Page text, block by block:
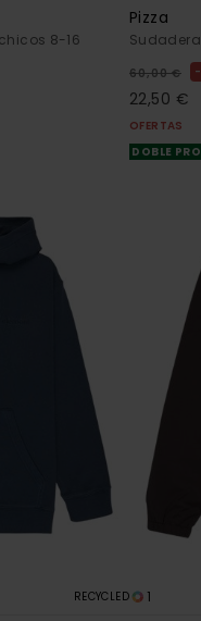
8-16
Pizza
60,00 €
22,50 €
OFERTAS
DOBLE
RECYCLED 1